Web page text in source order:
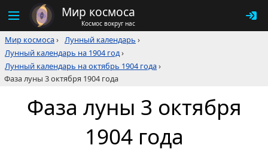
Мир космоса
Космос вокруг нас
Мир космоса› Лунный календарь ›
Лунный календарь на 1904 год›
Лунный календарь на октябрь 1904 года›
Фаза луны 3 октября 1904 года
Фаза луны 3 октября
1904 года